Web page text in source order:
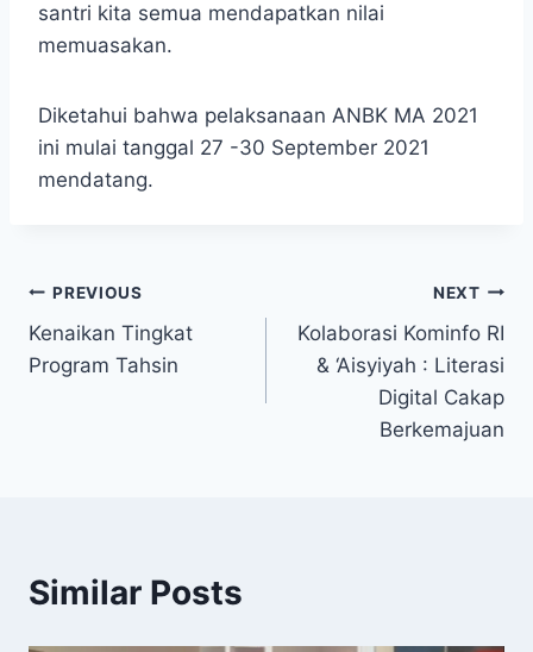
santri kita semua mendapatkan nilai
memuasakan.
Diketahui bahwa pelaksanaan ANBK MA 2021
ini mulai tanggal 27 -30 September 2021
mendatang.
PREVIOUS
Kenaikan Tingkat
Program Tahsin
NEXT
Kolaborasi Kominfo RI
& ‘Aisyiyah : Literasi
Digital Cakap
Berkemajuan
Similar Posts